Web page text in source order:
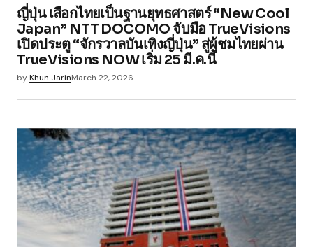
ญี่ปุ่น เลือกไทยเป็นฐานยุทธศาสตร์ “New Cool
Japan” NTT DOCOMO จับมือ TrueVisions
เปิดประตู “จักรวาลบันเทิงญี่ปุ่น” สู่ผู้ชมไทยผ่าน
TrueVisions NOW เริ่ม 25 มี.ค.นี้
byKhun JarinMarch 22, 2026